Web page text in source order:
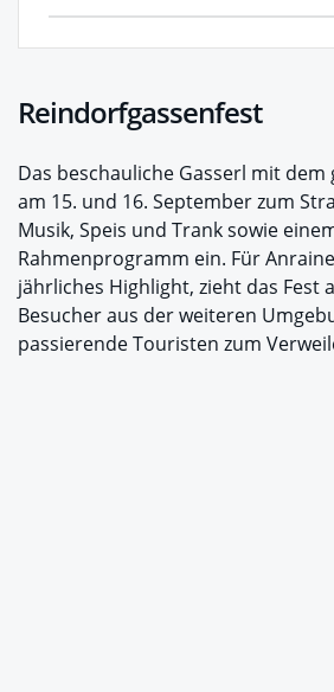
Reindorfgassenfest
Das beschauliche Gasserl mit dem
am 15. und 16. September zum
Musik, Speis und Trank sowie
Rahmenprogramm ein. Für
jährliches Highlight, zieht das Fest
Besucher aus der weiteren
passierende Touristen zum